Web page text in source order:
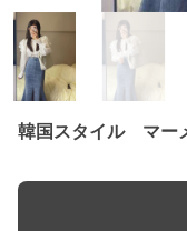
韓国スタイル マー